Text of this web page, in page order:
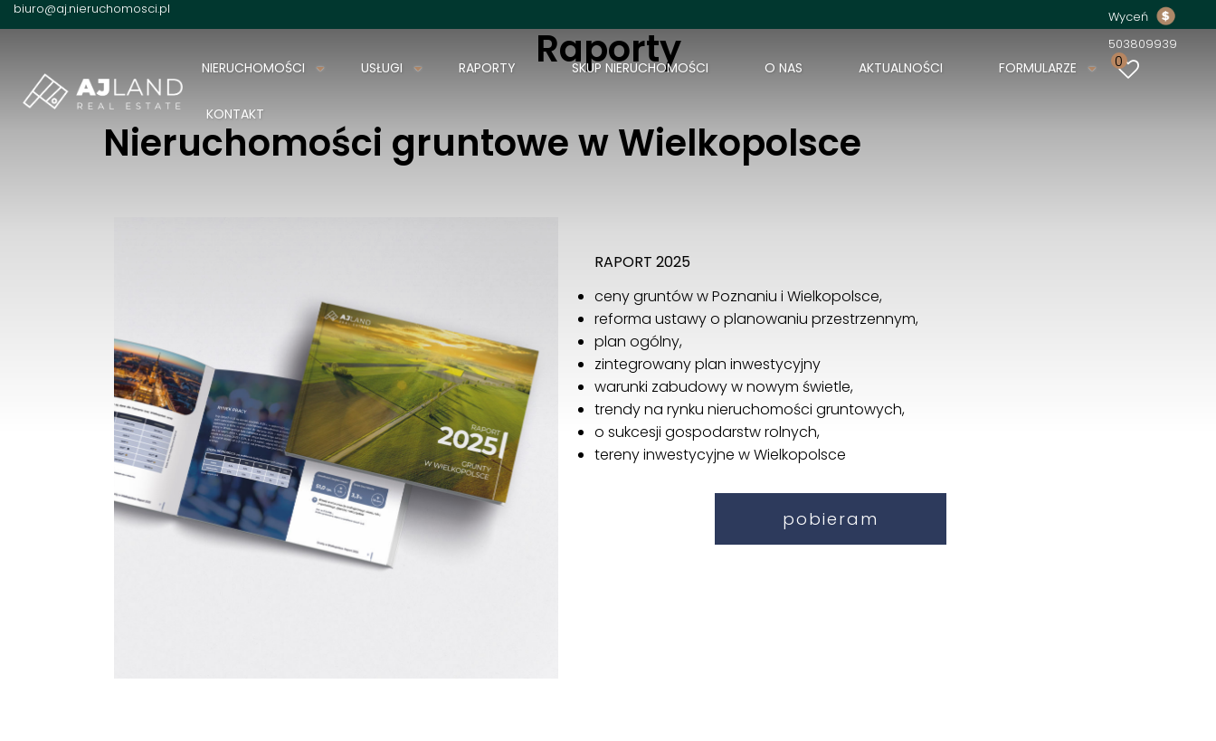
biuro@aj.nieruchomosci.pl
Wyceń
503809939
0
NIERUCHOMOŚCI USŁUGI RAPORTY SKUP NIERUCHOMOŚCI O NAS AKTUALNOŚCI FORMULARZE
KONTAKT
Świerzawska 7/5
60-321 Poznań
Raporty
Nieruchomości gruntowe w Wielkopolsce
RAPORT 2025
ceny gruntów w Poznaniu i Wielkopolsce,
reforma ustawy o planowaniu przestrzennym,
plan ogólny,
zintegrowany plan inwestycyjny
warunki zabudowy w nowym świetle,
trendy na rynku nieruchomości gruntowych,
o sukcesji gospodarstw rolnych,
tereny inwestycyjne w Wielkopolsce
pobieram